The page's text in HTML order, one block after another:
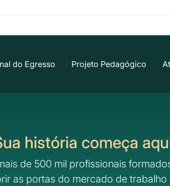
do Egresso Projeto Pedagógico
história começa
de 500 mil profissionais
as portas do mercado de